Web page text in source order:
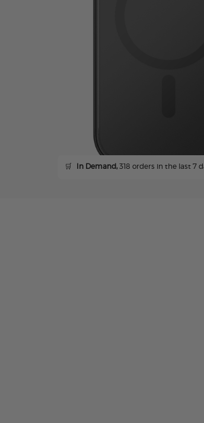
🛒 In Demand,318 orders in the last 7